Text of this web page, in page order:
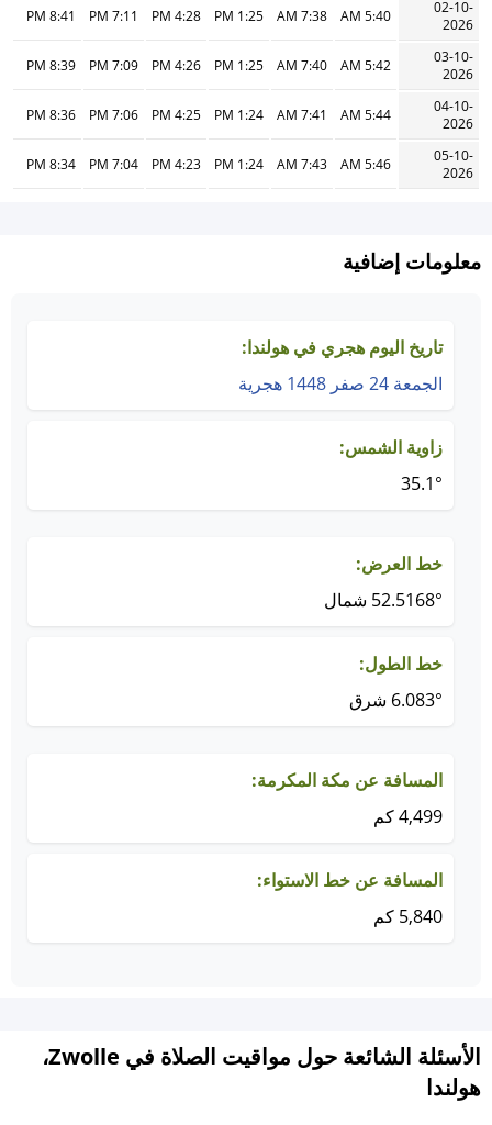
02-10-
2026
5:40 AM
7:38 AM
1:25 PM
4:28 PM
7:11 PM
8:41 PM
03-10-
2026
5:42 AM
7:40 AM
1:25 PM
4:26 PM
7:09 PM
8:39 PM
04-10-
2026
5:44 AM
7:41 AM
1:24 PM
4:25 PM
7:06 PM
8:36 PM
05-10-
2026
5:46 AM
7:43 AM
1:24 PM
4:23 PM
7:04 PM
8:34 PM
معلومات إضافية
تاريخ اليوم هجري في هولندا:
الجمعة 24 صفر 1448 هجرية
زاوية الشمس:
35.1°
خط العرض:
52.5168° شمال
خط الطول:
6.083° شرق
المسافة عن مكة المكرمة:
4,499 كم
المسافة عن خط الاستواء:
5,840 كم
الأسئلة الشائعة حول مواقيت الصلاة في Zwolle،
هولندا